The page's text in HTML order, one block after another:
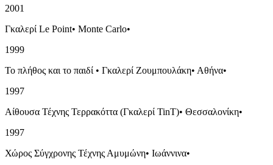
2001
Γκαλερί Le Point• Monte Carlo•
1999
Το πλήθος και το παιδί • Γκαλερί Ζουμπουλάκη• Αθήνα•
1997
Αίθουσα Τέχνης Τερρακόττα (Γκαλερί TinT)• Θεσσαλονίκη•
1997
Χώρος Σύγχρονης Τέχνης Αμυμώνη• Ιωάννινα•